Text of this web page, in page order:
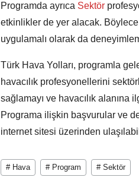
Programda ayrıca Sektör
etkinlikler de yer alacak. Böylece
uygulamalı olarak da
Türk Hava Yolları, programla
havacılık profesyonellerini
sağlamayı ve havacılık
Programa ilişkin başvurular ve
internet sitesi üzerinden
# Hava # Program # Sektör